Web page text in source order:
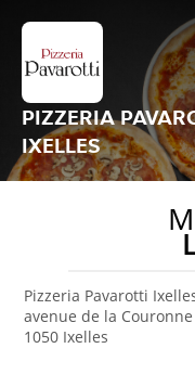
PIZZERIA
IXELLES
Pizzeria Pavarotti
avenue de la
1050 Ixelles